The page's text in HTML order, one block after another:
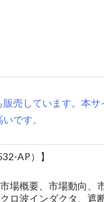
売しています。本
です。
AP）】
概要、市場動向、
ロ波インダクタ、遮